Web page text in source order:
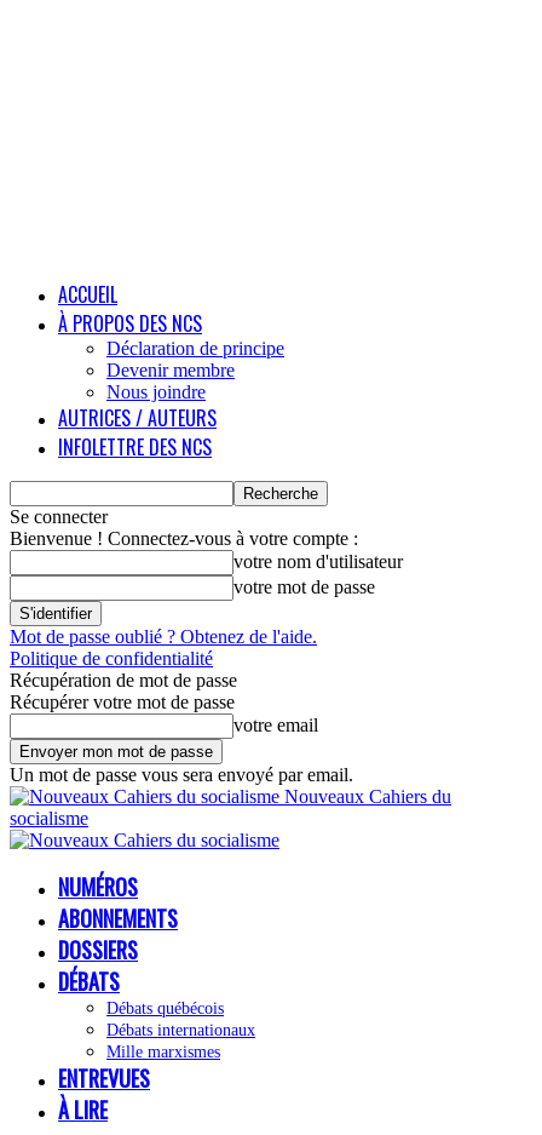
ACCUEIL
À PROPOS DES NCS
Déclaration de principe
Devenir membre
Nous joindre
AUTRICES / AUTEURS
INFOLETTRE DES NCS
Se connecter
Bienvenue ! Connectez-vous à votre compte :
votre nom d'utilisateur
votre mot de passe
Mot de passe oublié ? Obtenez de l'aide.
Politique de confidentialité
Récupération de mot de passe
Récupérer votre mot de passe
votre email
Un mot de passe vous sera envoyé par email.
Nouveaux Cahiers du
socialisme
NUMÉROS
ABONNEMENTS
DOSSIERS
DÉBATS
Débats québécois
Débats internationaux
Mille marxismes
ENTREVUES
À LIRE